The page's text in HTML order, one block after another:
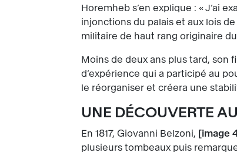
Horemheb s’en explique : « J’ai
injonctions du palais et aux lois
militaire de haut rang originaire
Moins de deux ans plus tard, son
d’expérience qui a participé au
le réorganiser et créera une
UNE DÉCOUVERTE
En 1817, Giovanni Belzoni, image
plusieurs tombeaux puis